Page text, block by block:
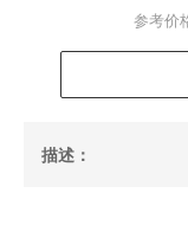
参考价
描述：